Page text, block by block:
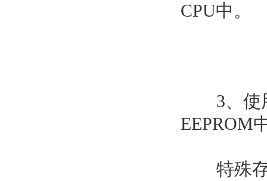
CPU中。
3、使用
EEPROM
特殊存